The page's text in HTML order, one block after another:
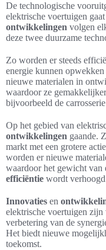
De technologische
elektrische voertuigen
ontwikkelingen volgen
deze twee duurzame
Zo worden er steeds
energie kunnen
nieuwe materialen in
waardoor ze
bijvoorbeeld de
Op het gebied van
ontwikkelingen gaande.
markt met een grotere
worden er nieuwe
waardoor het gewicht van
efficiëntie wordt
Innovaties en
elektrische voertuigen
verbetering van de
Het biedt nieuwe
toekomst.